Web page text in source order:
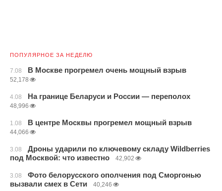
ПОПУЛЯРНОЕ ЗА НЕДЕЛЮ
7.08 В Москве прогремел очень мощный взрыв
52,178
4.08 На границе Беларуси и России — переполох
48,996
1.08 В центре Москвы прогремел мощный взрыв
44,066
3.08
Дроны ударили по ключевому складу Wildberries
под Москвой: что известно
42,902
3.08
Фото белорусского ополчения под Сморгонью
вызвали смех в Сети
40,246